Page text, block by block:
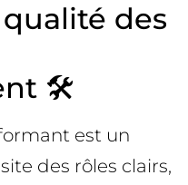
des
🛠️
est un
des rôles clairs,